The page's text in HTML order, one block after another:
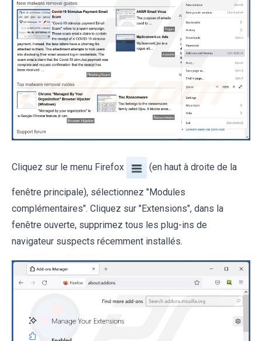
Cliquez sur le menu Firefox (en haut à droite de la
fenêtre principale), sélectionnez "Modules
complémentaires". Cliquez sur "Extensions", dans la
fenêtre ouverte, supprimez tous les plug-ins de
navigateur suspects récemment installés.